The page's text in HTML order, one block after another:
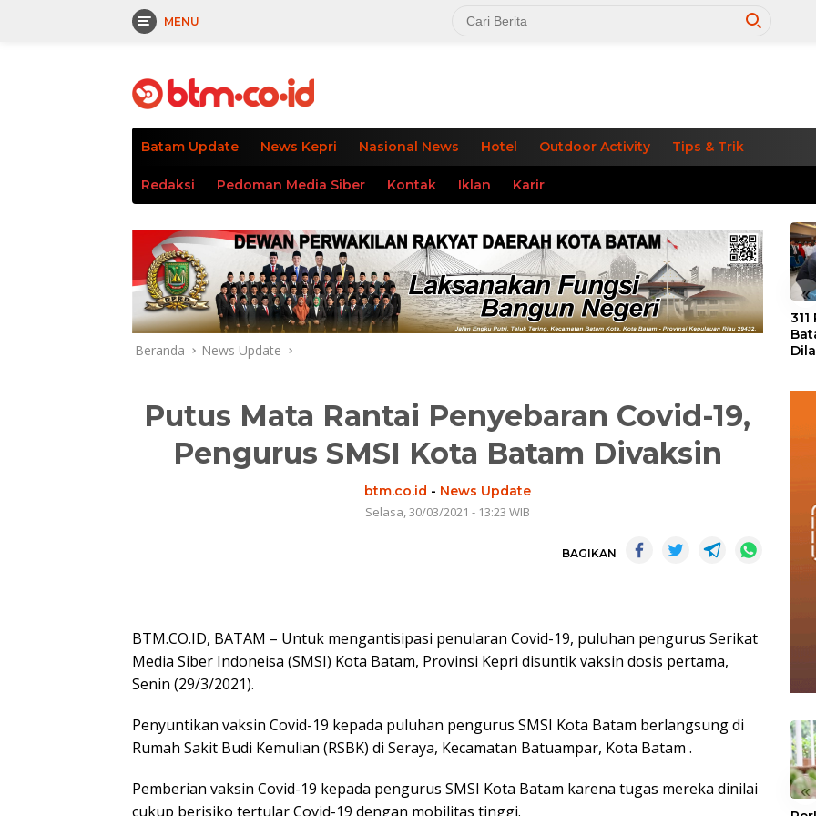
MENU
Batam Update News Kepri Nasional News Hotel Outdoor Activity Tips & Trik
Redaksi Pedoman Media Siber Kontak Iklan Karir
Beranda News Update
Putus Mata Rantai Penyebaran Covid-19,
Pengurus SMSI Kota Batam Divaksin
btm.co.id - News Update
Selasa, 30/03/2021 - 13:23 WIB
BAGIKAN
BTM.CO.ID, BATAM – Untuk mengantisipasi penularan Covid-19, puluhan pengurus Serikat
Media Siber Indoneisa (SMSI) Kota Batam, Provinsi Kepri disuntik vaksin dosis pertama,
Senin (29/3/2021).
Penyuntikan vaksin Covid-19 kepada puluhan pengurus SMSI Kota Batam berlangsung di
Rumah Sakit Budi Kemulian (RSBK) di Seraya, Kecamatan Batuampar, Kota Batam .
Pemberian vaksin Covid-19 kepada pengurus SMSI Kota Batam karena tugas mereka dinilai
cukup berisiko tertular Covid-19 dengan mobilitas tinggi.
«
«